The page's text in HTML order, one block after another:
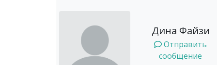
Дина Файзи
Отправить
сообщение